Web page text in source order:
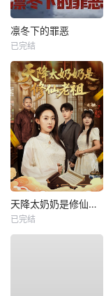
凛冬下的罪恶
已完结
天降太奶奶是修仙老祖
已完结